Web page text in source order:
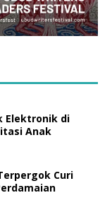
Elektronik di
Anak
Curi